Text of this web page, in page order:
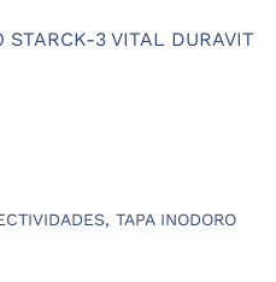
STARCK-3 VITAL DURAVIT
, TAPA INODORO